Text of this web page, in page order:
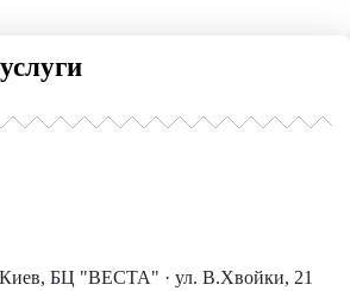
БЦ "ВЕСТА" · ул. В.Хвойки, 21